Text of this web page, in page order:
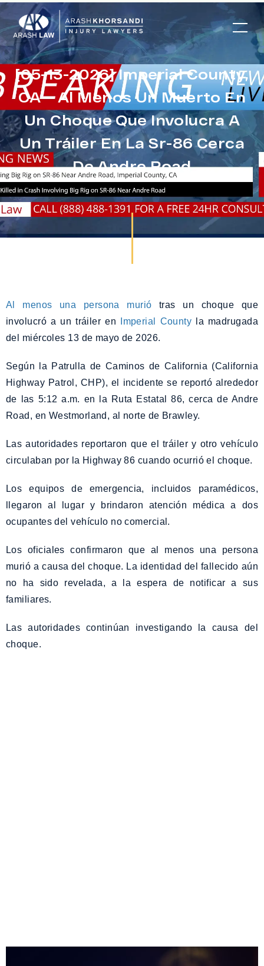
[05-13-2026] Imperial County,
CA – Al Menos Un Muerto En
Un Choque Que Involucra A
Un Tráiler En La Sr-86 Cerca
De Andre Road
Al menos una persona murió tras un choque que
involucró a un tráiler en
Imperial County la madrugada
del miércoles 13 de mayo de 2026.
Según la Patrulla de Caminos de California (California
Highway Patrol, CHP), el incidente se reportó alrededor
de las 5:12 a.m. en la Ruta Estatal 86, cerca de Andre
Road, en Westmorland, al norte de Brawley.
Las autoridades reportaron que el tráiler y otro vehículo
circulaban por la Highway 86 cuando ocurrió el choque.
Los equipos de emergencia, incluidos paramédicos,
llegaron al lugar y brindaron atención médica a dos
ocupantes del vehículo no comercial.
Los oficiales confirmaron que al menos una persona
murió a causa del choque. La identidad del fallecido aún
no ha sido revelada, a la espera de notificar a sus
familiares.
Las autoridades continúan investigando la causa del
choque.